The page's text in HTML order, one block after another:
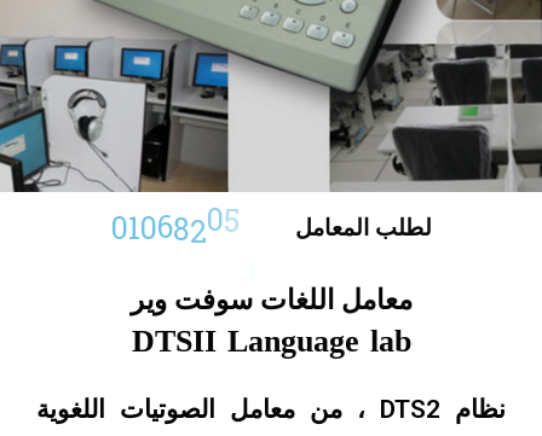
لطلب المعامل 01068205
معامل اللغات سوفت وير
DTSII Language lab
نظام DTS2 ، من معامل الصوتيات اللغوية